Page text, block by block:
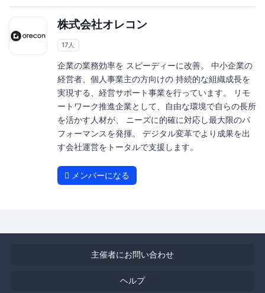
株式会社オレコン
17人
企業の業務効率を スピーディーに改善。 中小企業の
経営者、個人事業主の方向けの 持続的な組織成長を
実現する、経営サポート事業を行っています。 リモ
ートワーク推進企業として、自由な環境で自らの長所
を活かす人材が、 ニーズに的確に対応し最大限のパ
フォーマンスを発揮。 デジタル変革でより成果を出
す会社運営をトータルで支援します。
メンバーになる
主催者にお問い合わせ
ヘルプ